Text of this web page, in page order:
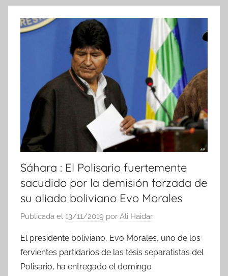
o
t
i
Sáhara : El Polisario fuertemente
sacudido por la demisión forzada de
su aliado boliviano Evo Morales
Publicada el 13/11/2019 por Ali Haidar
El presidente boliviano, Evo Morales, uno de los
fervientes partidarios de las tésis separatistas del
Polisario, ha entregado el domingo